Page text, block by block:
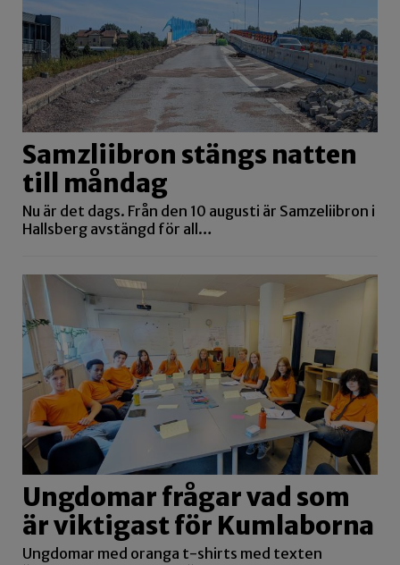
Samzliibron stängs natten
till måndag
Nu är det dags. Från den 10 augusti är Samzeliibron i
Hallsberg avstängd för all…
Ungdomar frågar vad som
är viktigast för Kumlaborna
Ungdomar med oranga t-shirts med texten